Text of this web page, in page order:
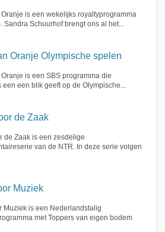
Oranje is een wekelijks royaltyprogramma
Sandra Schuurhof brengt ons al het...
Oranje Olympische spelen
is een SBS programma die
een blik geeft op de Olympische...
de Zaak
de Zaak is een zesdelige
van de NTR. In deze serie volgen
Muziek
Muziek is een Nederlandstalig
met Toppers van eigen bodem